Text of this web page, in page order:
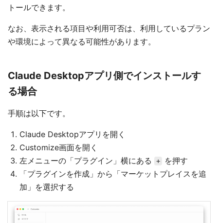
トールできます。
なお、表示される項目や利用可否は、利用しているプラン
や環境によって異なる可能性があります。
Claude Desktopアプリ側でインストールす
る場合
手順は以下です。
Claude Desktopアプリを開く
Customize画面を開く
左メニューの「プラグイン」横にある
+
を押す
「プラグインを作成」から「マーケットプレイスを追
加」を選択する